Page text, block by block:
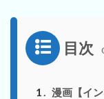
目次
1 漫画【イ